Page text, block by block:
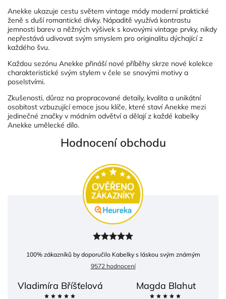
Anekke ukazuje cestu světem vintage módy moderní praktické
ženě s duší romantické dívky. Nápaditě využívá kontrastu
jemnosti barev a něžných výšivek s kovovými vintage prvky, nikdy
nepřestává udivovat svým smyslem pro originalitu dýchající z
každého švu.
Každou sezónu Anekke přináší nové příběhy skrze nové kolekce
charakteristické svým stylem v čele se snovými motivy a
poselstvími.
Zkušenosti, důraz na propracované detaily, kvalita a unikátní
osobitost vzbuzující emoce jsou klíče, které staví Anekke mezi
jedinečné značky v módním odvětví a dělají z každé kabelky
Anekke umělecké dílo.
Hodnocení obchodu
100% zákazníků by doporučilo Kabelky s láskou svým známým
9572 hodnocení
Vladimíra Bříšťelová Magda Blahut